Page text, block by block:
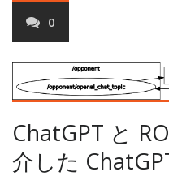
0
ChatGPT と
介した